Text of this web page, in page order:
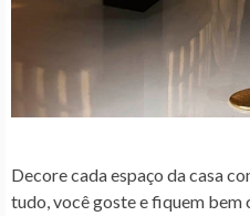
Decore cada espaço da casa
tudo, você goste e fiquem bem